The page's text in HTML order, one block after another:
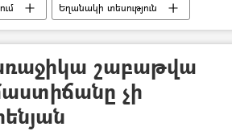
Եղանակի տեսություն
շաբաթվա
չի